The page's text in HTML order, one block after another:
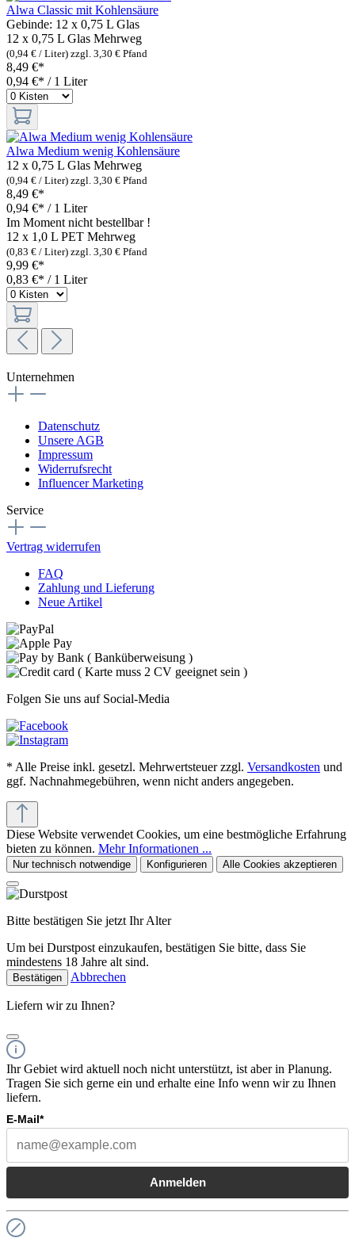
Alwa Classic mit Kohlensäure
Gebinde: 12 x 0,75 L Glas
12 x 0,75 L Glas Mehrweg
(0,94 € / Liter) zzgl. 3,30 € Pfand
8,49 €*
0,94 €* / 1 Liter
Alwa Medium wenig Kohlensäure
12 x 0,75 L Glas Mehrweg
(0,94 € / Liter) zzgl. 3,30 € Pfand
8,49 €*
0,94 €* / 1 Liter
Im Moment nicht bestellbar !
12 x 1,0 L PET Mehrweg
(0,83 € / Liter) zzgl. 3,30 € Pfand
9,99 €*
0,83 €* / 1 Liter
Unternehmen
Datenschutz
Unsere AGB
Impressum
Widerrufsrecht
Influencer Marketing
Service
Vertrag widerrufen
FAQ
Zahlung und Lieferung
Neue Artikel
Folgen Sie uns auf Social-Media
* Alle Preise inkl. gesetzl. Mehrwertsteuer zzgl. Versandkosten und
ggf. Nachnahmegebühren, wenn nicht anders angegeben.
Diese Website verwendet Cookies, um eine bestmögliche Erfahrung
bieten zu können. Mehr Informationen ...
Nur technisch notwendige Konfigurieren Alle Cookies akzeptieren
Bitte bestätigen Sie jetzt Ihr Alter
Um bei Durstpost einzukaufen, bestätigen Sie bitte, dass Sie
mindestens 18 Jahre alt sind.
Bestätigen Abbrechen
Liefern wir zu Ihnen?
Ihr Gebiet wird aktuell noch nicht unterstützt, ist aber in Planung.
Tragen Sie sich gerne ein und erhalte eine Info wenn wir zu Ihnen
liefern.
E-Mail*
Anmelden